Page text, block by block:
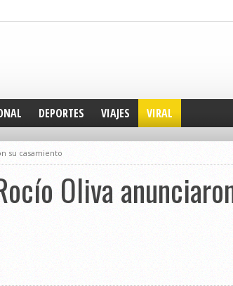
DEPORTES VIAJES VIRAL
su casamiento
Oliva